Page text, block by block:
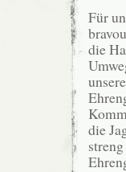
Für
die
die